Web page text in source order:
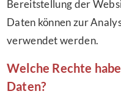
Bereitstellung der
Daten können zur
verwendet werden.
Welche Rechte
Daten?